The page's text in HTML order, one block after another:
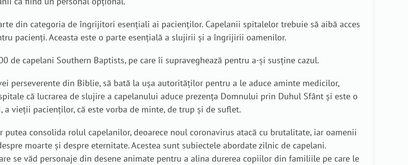
din categoria de îngrijitori esențiali ai pacienților. Capelanii spitalelor trebuie să aibă acces
pacienți. Aceasta este o parte esențială a slujirii și a îngrijirii oamenilor.
de capelani Southern Baptists, pe care îi supraveghează pentru a-și susține cazul.
perseverente din Biblie, să bată la ușa autorităților pentru a le aduce aminte medicilor,
că lucrarea de slujire a capelanului aduce prezența Domnului prin Duhul Sfânt și este o
vieții pacienților, că este vorba de minte, de trup și de suflet.
putea consolida rolul capelanilor, deoarece noul coronavirus atacă cu brutalitate, iar oamenii
moarte și despre eternitate. Acestea sunt subiectele abordate zilnic de capelani.
se văd personaje din desene animate pentru a alina durerea copiilor din familiile pe care le